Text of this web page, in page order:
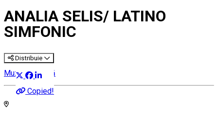
ANALIA SELIS/ LATINO
SIMFONIC
Distribuie
Copied!
Muzică clasică